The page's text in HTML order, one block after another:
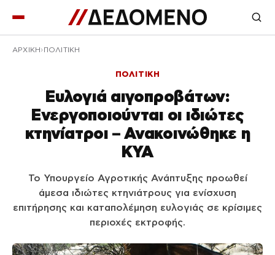
ΑΡΧΙΚΉ ΠΟΛΙΤΙΚΗ
ΠΟΛΙΤΙΚΗ
Ευλογιά αιγοπροβάτων:
Ενεργοποιούνται οι ιδιώτες
κτηνίατροι – Ανακοινώθηκε η
ΚΥΑ
Το Υπουργείο Αγροτικής Ανάπτυξης προωθεί
άμεσα ιδιώτες κτηνιάτρους για ενίσχυση
επιτήρησης και καταπολέμηση ευλογιάς σε κρίσιμες
περιοχές εκτροφής.